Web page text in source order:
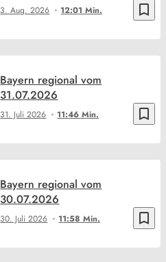
bookmark_border
3. Aug. 2026 12:01 Min.
bookmark_border
31. Juli 2026 11:46 Min.
Bayern regional vom
31.07.2026
bookmark_border
30. Juli 2026 11:58 Min.
Bayern regional vom
30.07.2026